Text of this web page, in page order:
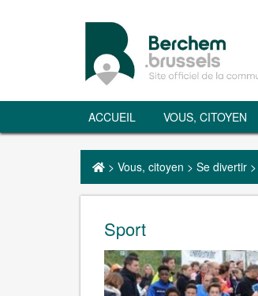
ACCUEIL VOUS, CITOYEN
> Vous, citoyen > Se divertir >
Sport